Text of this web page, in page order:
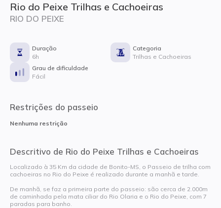
Rio do Peixe Trilhas e Cachoeiras
RIO DO PEIXE
Duração
6h
Categoria
Trilhas e Cachoeiras
Grau de dificuldade
Fácil
Restrições do passeio
Nenhuma restrição
Descritivo de Rio do Peixe Trilhas e Cachoeiras
Localizado à 35 Km da cidade de Bonito-MS, o Passeio de trilha com
cachoeiras no Rio do Peixe é realizado durante a manhã e tarde.
De manhã, se faz a primeira parte do passeio: são cerca de 2.000m
de caminhada pela mata ciliar do Rio Olaria e o Rio do Peixe, com 7
paradas para banho.